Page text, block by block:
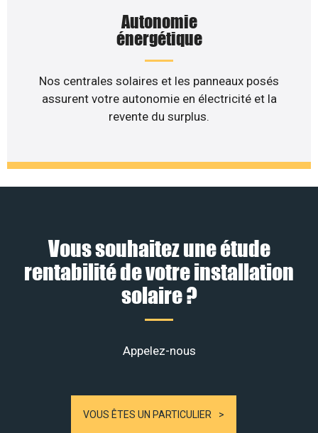
Autonomie
énergétique
Nos centrales solaires et les panneaux posés
assurent votre autonomie en électricité et la
revente du surplus.
Vous souhaitez une étude
rentabilité de votre installation
solaire ?
Appelez-nous
VOUS ÊTES UN PARTICULIER